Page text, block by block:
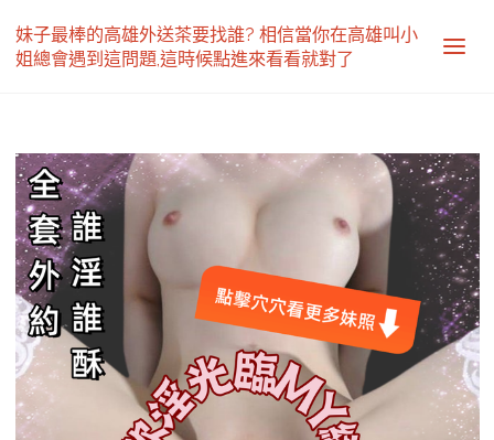
妹子最棒的高雄外送茶要找誰? 相信當你在高雄叫小
姐總會遇到這問題,這時候點進來看看就對了